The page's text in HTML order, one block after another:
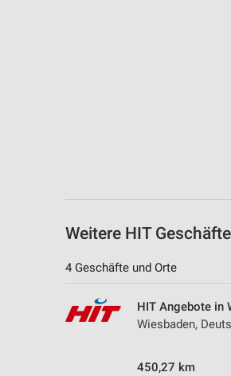
Weitere HIT
4 Geschäfte und Orte
HIT Angebote in
Wiesbaden,
450,27 km
Analyse von Zielgruppen durch
Geräte anhand von aktiv
Notwendig
Performance